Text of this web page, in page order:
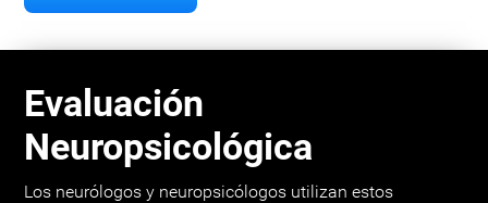
Evaluación
Neuropsicológica
Los neurólogos y neuropsicólogos utilizan estos